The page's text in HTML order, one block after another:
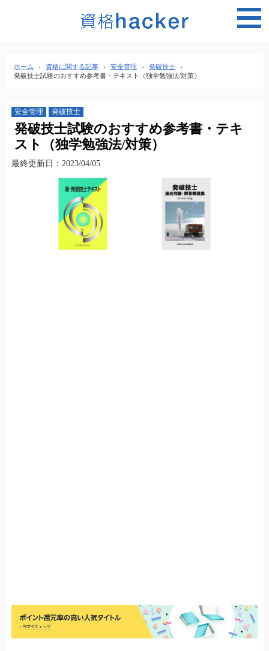
ホーム › 資格に関する記事 › 安全管理 › 発破技士
›
発破技士試験のおすすめ参考書・テキスト（独学勉強法/対策）
安全管理 発破技士
発破技士試験のおすすめ参考書・テキ
スト（独学勉強法/対策）
最終更新日：2023/04/05